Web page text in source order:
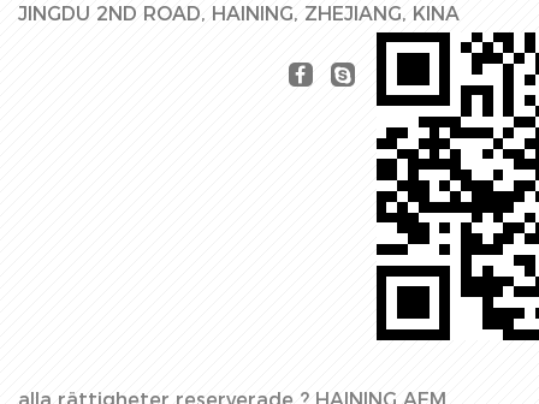
JINGDU 2ND ROAD, HAINING, ZHEJIANG, KINA